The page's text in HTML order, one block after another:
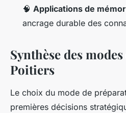
🧠 Applications de
ancrage durable des
Synthèse des
Poitiers
Le choix du mode de
premières décisions